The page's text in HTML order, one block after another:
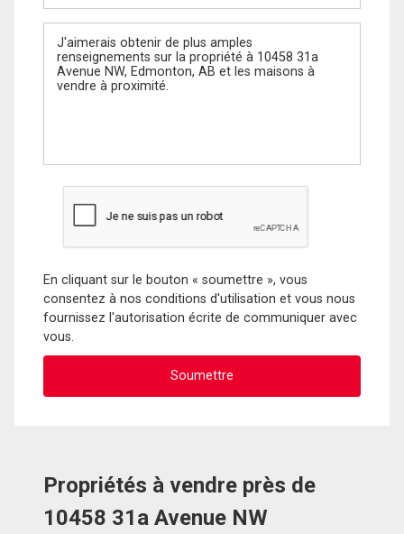
Message
En cliquant sur le bouton « soumettre », vous
consentez à nos conditions d'utilisation et vous nous
fournissez l'autorisation écrite de communiquer avec
vous.
Propriétés à vendre près de
10458 31a Avenue NW